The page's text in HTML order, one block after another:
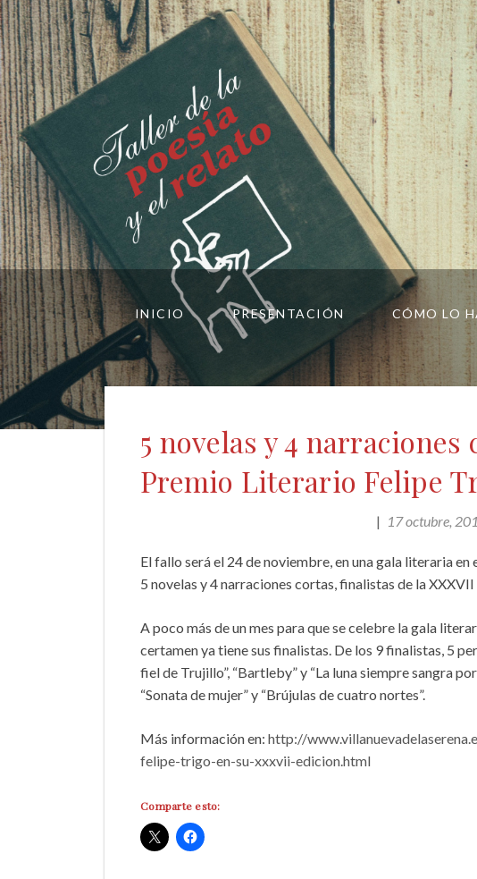
INICIO PRESENTACIÓN CÓMO LO
5 novelas y 4
Premio Literario Felipe
17 octubre,
El fallo será el 24 de noviembre, en una gala literaria en
5 novelas y 4 narraciones cortas, finalistas de la
A poco más de un mes para que se celebre la gala
certamen ya tiene sus finalistas. De los 9 finalistas, 5
fiel de Trujillo”, “Bartleby” y “La luna siempre sangra
“Sonata de mujer” y “Brújulas de cuatro nortes”.
Más información en: http://
felipe-trigo-en-su-xxxvii-edicion.html
Comparte esto: